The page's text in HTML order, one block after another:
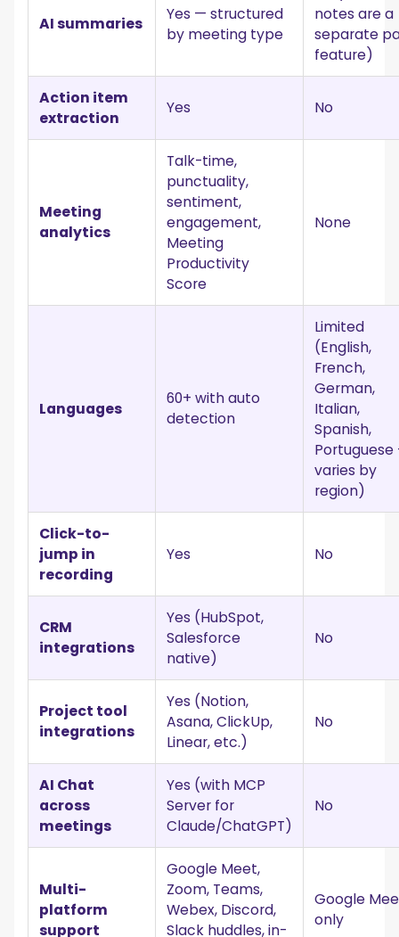
AI summaries
Yes — structured
by meeting type
notes are a
separate
feature)
Action item
extraction
Yes No
Meeting
analytics
Talk-time,
punctuality,
sentiment,
engagement,
Meeting
Productivity
Score
None
Languages
60+ with auto
detection
Limited
(English,
French,
German,
Italian,
Spanish,
varies by
region)
Click-to-
jump in
recording
Yes No
CRM
integrations
Yes (HubSpot,
Salesforce
native)
No
Project tool
integrations
Yes (Notion,
Asana, ClickUp,
Linear, etc.)
No
AI Chat
across
meetings
Yes (with MCP
Server for
Claude/ChatGPT)
No
Multi-
platform
support
Google Meet,
Zoom, Teams,
Webex, Discord,
Slack huddles, in-
Google
only